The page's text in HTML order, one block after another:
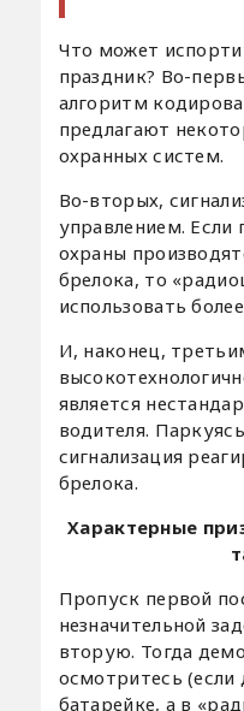
Что может
праздник? Во-
алгоритм
предлагают
охранных систем.
Во-вторых,
управлением. Если
охраны
брелока, то
использовать
И, наконец,
является
водителя.
сигнализация
брелока.
Характерные
Пропуск первой
незначительной
вторую. Тогда
осмотритесь (если
батарейке, а в